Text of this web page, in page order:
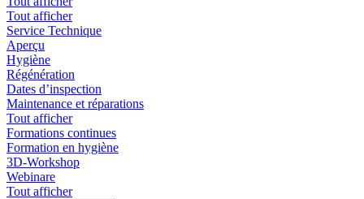
Tout afficher
Service Technique
Aperçu
Hygiène
Régénération
Dates d’inspection
Maintenance et réparations
Tout afficher
Formations continues
Formation en hygiène
3D-Workshop
Webinare
Tout afficher